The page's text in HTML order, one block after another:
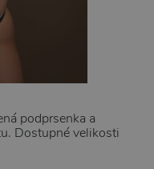
podprsenka a
Dostupné velikosti